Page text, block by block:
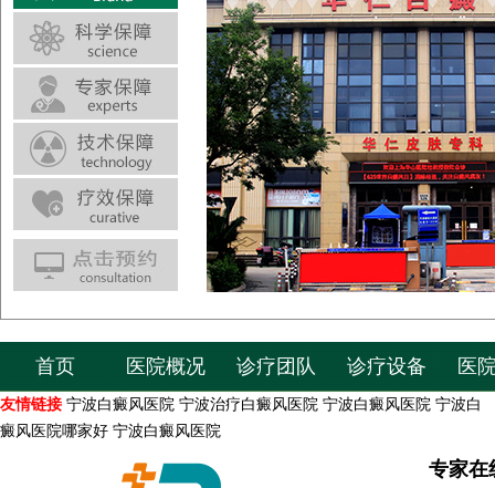
首页 医院概况 诊疗团队 诊疗设备 医
友情链接 宁波白癜风医院 宁波治疗白癜风医院 宁波白癜风医院 宁波白
癜风医院哪家好 宁波白癜风医院
专家在